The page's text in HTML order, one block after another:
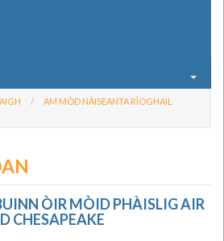
AM MÒD NÀISEANTA RÌOGHAIL
ÒIR MÒID PHÀISLIG AIR
CHESAPEAKE